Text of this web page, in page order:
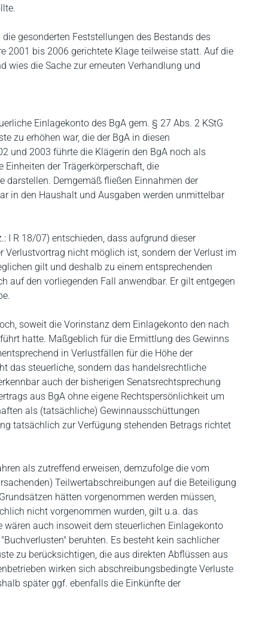
gesonderten Feststellungen des Bestands des
2001 bis 2006 gerichtete Klage teilweise statt. Auf die
wies die Sache zur erneuten Verhandlung und
Einlagekonto des BgA gem. § 27 Abs. 2 KStG
zu erhöhen war, die der BgA in diesen
und 2003 führte die Klägerin den BgA noch als
der Trägerkörperschaft, die
Demgemäß fließen Einnahmen der
in den Haushalt und Ausgaben werden unmittelbar
I R 18/07) entschieden, dass aufgrund dieser
nicht möglich ist, sondern der Verlust im
gilt und deshalb zu einem entsprechenden
auf den vorliegenden Fall anwendbar. Er gilt entgegen
soweit die Vorinstanz dem Einlagekonto den nach
hatte. Maßgeblich für die Ermittlung des Gewinns
in Verlustfällen für die Höhe der
das steuerliche, sondern das handelsrechtliche
auch der bisherigen Senatsrechtsprechung
aus BgA ohne eigene Rechtspersönlichkeit um
als (tatsächliche) Gewinnausschüttungen
tatsächlich zur Verfügung stehenden Betrags richtet
als zutreffend erweisen, demzufolge die vom
Teilwertabschreibungen auf die Beteiligung
hätten vorgenommen werden müssen,
nicht vorgenommen wurden, gilt u.a. das
wären auch insoweit dem steuerlichen Einlagekonto
beruhten. Es besteht kein sachlicher
zu berücksichtigen, die aus direkten Abflüssen aus
wirken sich abschreibungsbedingte Verluste
später ggf. ebenfalls die Einkünfte der